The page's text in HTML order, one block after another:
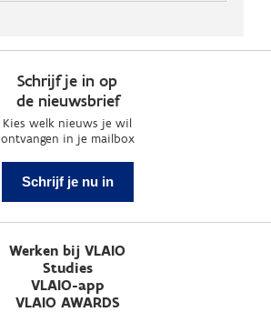
Schrijf je in op
de nieuwsbrief
Kies welk nieuws je wil
ontvangen in je mailbox
Schrijf je nu in
Werken bij VLAIO
Studies
VLAIO-app
VLAIO AWARDS